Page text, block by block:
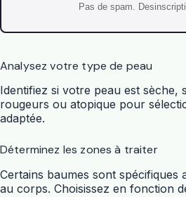
Pas de spam.
Analysez votre type de peau
Identifiez si votre peau est sèche,
rougeurs ou atopique pour
adaptée.
Déterminez les zones à traiter
Certains baumes sont spécifiques
au corps. Choisissez en fonction